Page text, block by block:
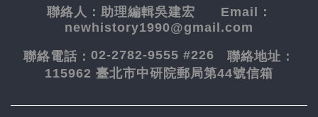
聯絡人： 助理編輯吳建宏 Email：
newhistory1990@gmail.com
聯絡電話： 02-2782-9555 #226 聯絡地址：
115962 臺北市中研院郵局第44號信箱